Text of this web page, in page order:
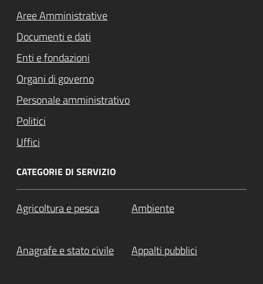
Aree Amministrative
Documenti e dati
Enti e fondazioni
Organi di governo
Personale amministrativo
Politici
Uffici
CATEGORIE DI SERVIZIO
Agricoltura e pesca Ambiente
Anagrafe e stato civile Appalti pubblici